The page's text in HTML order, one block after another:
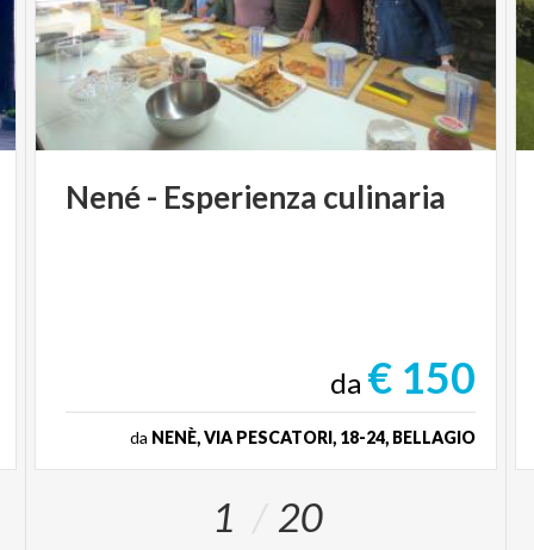
Nené- Esperienza culinaria
da € 150
da NENÈ, VIA PESCATORI, 18-24, BELLAGIO
1 20